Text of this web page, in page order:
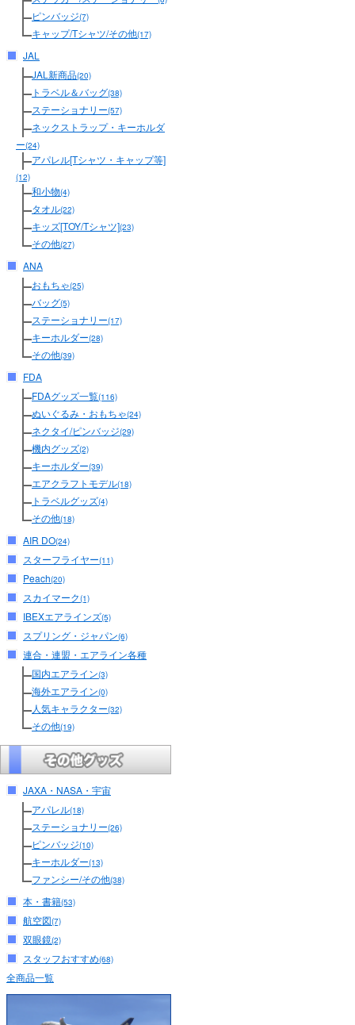
ピンバッジ(7)
キャップ/Tシャツ/その他(17)
JAL
JAL新商品(20)
トラベル＆バッグ(38)
ステーショナリー(57)
ネックストラップ・キーホルダ
ー(24)
アパレル[Tシャツ・キャップ等]
(12)
和小物(4)
タオル(22)
キッズ[TOY/Tシャツ](23)
その他(27)
ANA
おもちゃ(25)
バッグ(5)
ステーショナリー(17)
キーホルダー(28)
その他(39)
FDA
FDAグッズ一覧(116)
ぬいぐるみ・おもちゃ(24)
ネクタイ/ピンバッジ(29)
機内グッズ(2)
キーホルダー(39)
エアクラフトモデル(18)
トラベルグッズ(4)
その他(18)
AIR DO(24)
スターフライヤー(11)
Peach(20)
スカイマーク(1)
IBEXエアラインズ(5)
スプリング・ジャパン(6)
連合・連盟・エアライン各種
国内エアライン(3)
海外エアライン(0)
人気キャラクター(32)
その他(19)
JAXA・NASA・宇宙
アパレル(18)
ステーショナリー(26)
ピンバッジ(10)
キーホルダー(13)
ファンシー/その他(38)
本・書籍(53)
航空図(7)
双眼鏡(2)
スタッフおすすめ(68)
全商品一覧